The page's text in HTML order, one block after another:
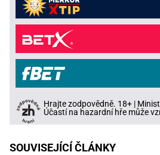
Hrajte zodpovědně. 18+ |
Účastí na hazardní hře může
SOUVISEJÍCÍ ČLÁNKY